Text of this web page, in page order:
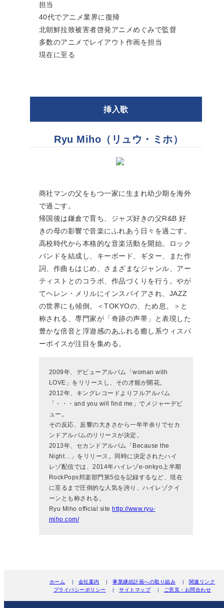
担当
40代でアニメ業界に復帰
北朝鮮拉致被害者啓発アニメめぐみで監督
多数のアニメでレイアウト作画を担当
現在に至る
挿入歌
Ryu Miho（リュウ・ミホ）
商社マンの父をもつ一家に生まれ幼少期を海外
で過ごす。
帰国後は鎌倉で育ち、ジャズ好きの父R&B 好
きの母の影響で音楽にふれあう日々を過ごす。
高校時代から本格的な音楽活動を開始。ロック
バンドを結成し、キーボード、ギター、また作
詞、作曲もはじめ、さまざまなジャンル、アー
ティストとのコラボ、作品づくりを行う。やが
てヘレン・メリルにインスパイアされ、JAZZ
の世界にも傾倒。＜TOKYOの、ため息。＞と
称される、専門家が「奇跡の声帯」と表現した
豊かな倍音と浮遊感のあふれる癒し系ウィスパ
ーボイスが注目を集める。
2009年、デビューアルバム「woman with
LOVE」をリリースし、その才能が開花。
2012年、キングレコードよりフルアルバム
「・・・and you will find me」でメジャーデビ
ュー。
その反応、反響の大きさから一年半余りでセカ
ンドアルバムのリリースが決定。
2013年、セカンドアルバム「Because the
Night…」をリリース。同時に決定されたハイ
レゾ配信では、2014年ハイレゾe-onkyo上半期
RockPops邦楽部門第5位を記録するなど、現在
に至るまで圧倒的な人気を誇り、ハイレゾクイ
ーンとも称される。
Ryu Miho official sitehttp://www.ryu-
miho.com/
ホーム | 会社案内 | 事業継続計画への取り組み |
関連リンク
プライバシーポリシー
| サイトマップ | ご意見・お問合わせ